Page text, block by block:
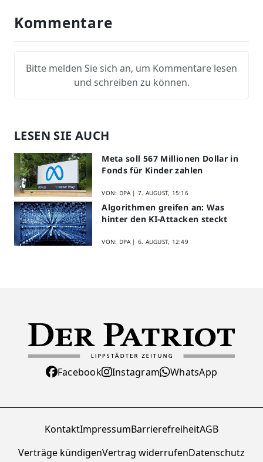
Kommentare
Bitte melden Sie sich an, um Kommentare lesen
und schreiben zu können.
LESEN SIE AUCH
Meta soll 567 Millionen Dollar in
Fonds für Kinder zahlen
VON: DPA | 7. AUGUST, 15:16
Algorithmen greifen an: Was
hinter den KI-Attacken steckt
VON: DPA | 6. AUGUST, 12:49
Facebook Instagram WhatsApp
KontaktImpressumBarrierefreiheitAGB
Verträge kündigenVertrag widerrufenDatenschutz